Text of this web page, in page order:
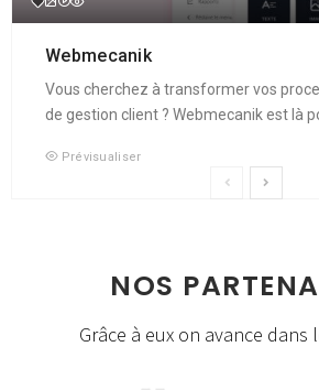
Webmecanik
Vous cherchez à transformer vos
de gestion client ? Webmecanik est là
Prévisualiser
NOS
Grâce à eux on avance dans